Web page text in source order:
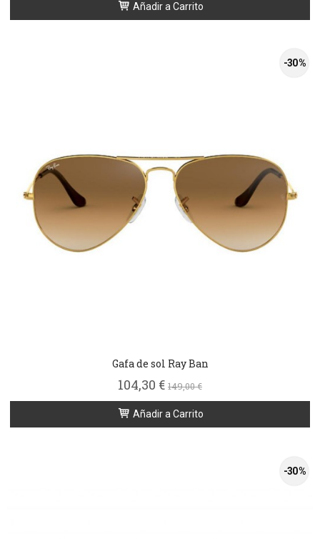
Añadir a Carrito
-30 %
Gafa de sol Ray Ban
104,30 € 149,00 €
Añadir a Carrito
-30 %